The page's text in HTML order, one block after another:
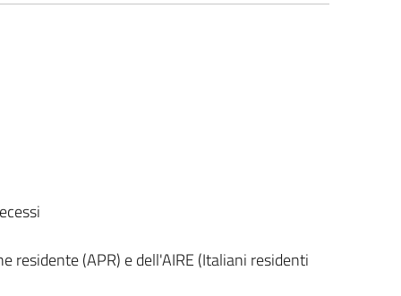
residente (APR) e dell'AIRE (Italiani residenti